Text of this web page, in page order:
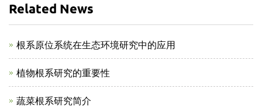
Related News
根系原位系统在生态环境研究中的应用
植物根系研究的重要性
蔬菜根系研究简介